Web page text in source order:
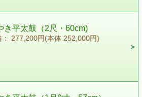
き平太鼓（2尺・60cm)
： 277,200円(本体 252,000円)